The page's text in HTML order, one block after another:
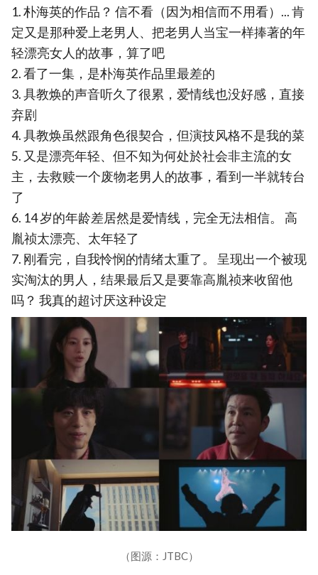
1. 朴海英的作品？ 信不看（因为相信而不用看）... 肯
定又是那种爱上老男人、把老男人当宝一样捧著的年
轻漂亮女人的故事，算了吧
2. 看了一集，是朴海英作品里最差的
3. 具教焕的声音听久了很累，爱情线也没好感，直接
弃剧
4. 具教焕虽然跟角色很契合，但演技风格不是我的菜
5. 又是漂亮年轻、但不知为何处於社会非主流的女
主，去救赎一个废物老男人的故事，看到一半就转台
了
6. 14 岁的年龄差居然是爱情线，完全无法相信。 高
胤祯太漂亮、太年轻了
7. 刚看完，自我怜悯的情绪太重了。 呈现出一个被现
实淘汰的男人，结果最后又是要靠高胤祯来收留他
吗？ 我真的超讨厌这种设定
（图源：JTBC）